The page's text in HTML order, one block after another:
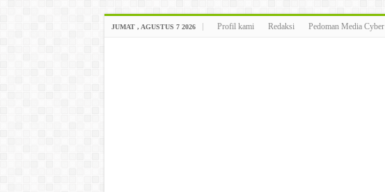
JUMAT , AGUSTUS 7 2026 Profil kami Redaksi Pedoman Media Cyber